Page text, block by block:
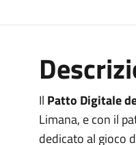
Il Patto Digitale
Limana, e con il
dedicato al gioco